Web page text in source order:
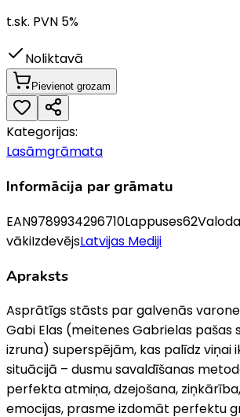
t.sk. PVN 5%
Noliktavā
Pievienot grozam
Kategorijas:
Lasāmgrāmata
Informācija par grāmatu
EAN9789934296710Lappuses62Valoda
vākiIzdevējsLatvijas Mediji
Apraksts
Asprātīgs stāsts par galvenās
Gabi Elas (meitenes Gabrielas pašas
izruna) superspējām, kas palīdz viņai
situācijā – dusmu savaldīšanas
perfekta atmiņa, dzejošana,
emocijas, prasme izdomāt perfektu